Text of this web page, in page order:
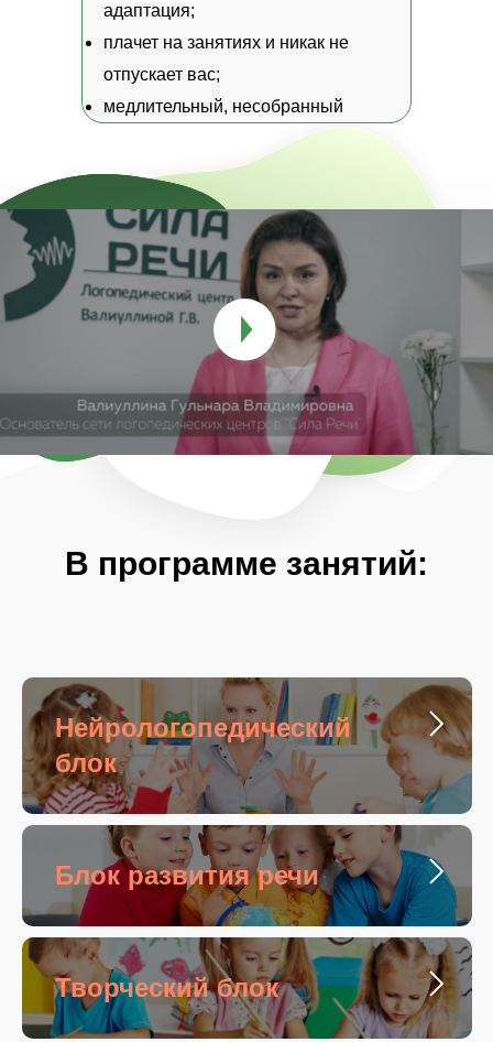
адаптация;
плачет на занятиях и никак не
отпускает вас;
медлительный, несобранный
В программе занятий:
Нейрологопедический
блок
Блок развития речи
Творческий блок